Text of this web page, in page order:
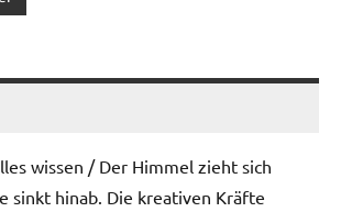
wissen / Der Himmel zieht sich
sinkt hinab. Die kreativen Kräfte